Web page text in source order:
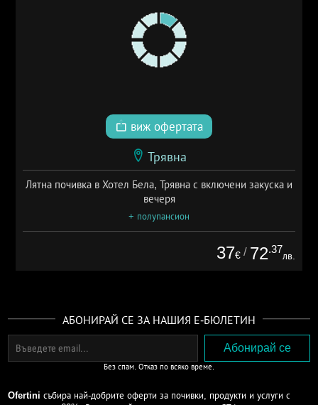
виж офертата
Трявна
Лятна почивка в Хотел Бела, Трявна с включени закуска и
вечеря
+ полупансион
37€ / 72.37
лв.
АБОНИРАЙ СЕ ЗА НАШИЯ Е-БЮЛЕТИН
Без спам. Отказ по всяко време.
Ofertini събира най-добрите оферти за почивки, продукти и услуги с